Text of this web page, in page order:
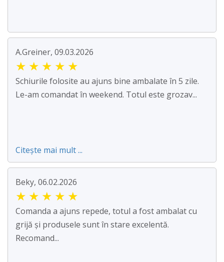
A.Greiner, 09.03.2026
★ ★ ★ ★ ★
Schiurile folosite au ajuns bine ambalate în 5 zile.
Le-am comandat în weekend. Totul este grozav...
Citește mai mult ...
Beky, 06.02.2026
★ ★ ★ ★ ★
Comanda a ajuns repede, totul a fost ambalat cu
grijă și produsele sunt în stare excelentă.
Recomand...